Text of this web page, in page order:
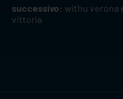
successivo: withu verona
vittoria